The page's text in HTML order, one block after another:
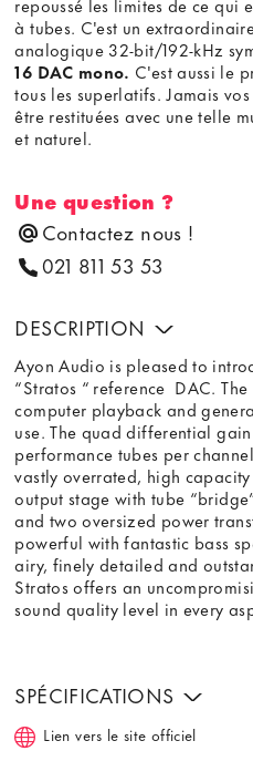
à tubes. C'est un
analogique 32-bit/192-kHz
16 DAC mono. C'est aussi le
tous les superlatifs. Jamais
être restituées avec une telle
et naturel.
Une question ?
Contactez nous !
021 811 53 53
DESCRIPTION
Ayon Audio is pleased to
“Stratos “ reference DAC.
computer playback and
use. The quad differential
performance tubes per
vastly overrated, high
output stage with tube
and two oversized power
powerful with fantastic bass
airy, finely detailed and
Stratos offers an
sound quality level in every
SPÉCIFICATIONS
Lien vers le site officiel